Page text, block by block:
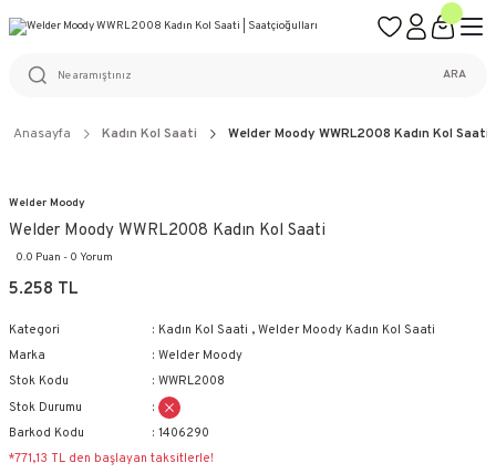
%100 ORİJİNAL ÜRÜN GARANTİSİ
ARA
Anasayfa Kadın Kol Saati Welder Moody WWRL2008 Kadın Kol Saati
Welder Moody
Welder Moody WWRL2008 Kadın Kol Saati
0.0 Puan - 0 Yorum
5.258 TL
Kategori Kadın Kol Saati , Welder Moody Kadın Kol Saati
Marka
Welder Moody
Stok Kodu
WWRL2008
Stok Durumu
Barkod Kodu
1406290
*771,13 TL den başlayan taksitlerle!